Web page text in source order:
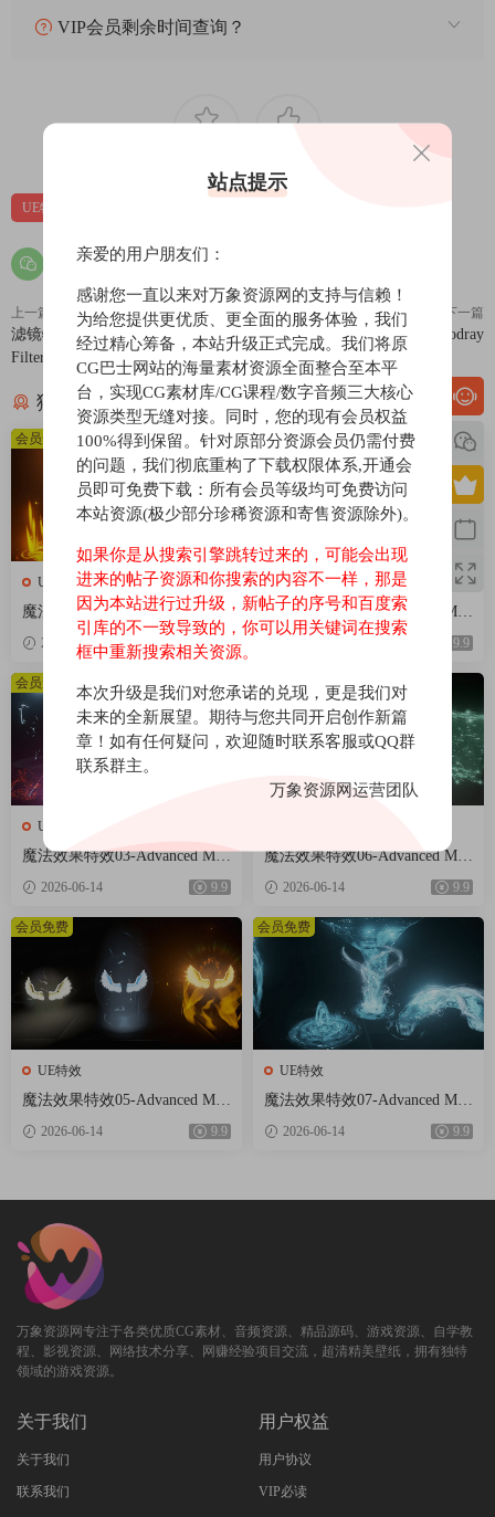
VIP会员剩余时间查询？
UE特效
上一篇
滤镜特效-Color Grading - Social
Filters
下一篇
光线照射特效-Lazy Godray
猜你喜欢
UE特效
魔法效果特效02-Advanced Mag
ic FX 02
2026-06-14 9.9
会员免费
UE特效
魔法效果特效04-Advanced Mag
ic FX 04
9.9
会员免费
UE特效
魔法效果特效03-Advanced Mag
ic FX 03
2026-06-14 9.9
会员免费
魔法效果特效06-Advanced Mag
ic FX 06
2026-06-14 9.9
会员免费
UE特效
魔法效果特效05-Advanced Mag
ic FX 05
2026-06-14 9.9
会员免费
UE特效
魔法效果特效07-Advanced Mag
ic FX 07
2026-06-14 9.9
会员免费
万象资源网专注于各类优质CG素材、音频资源、精品源码、游戏资源、自学教
程、影视资源、网络技术分享、网赚经验项目交流，超清精美壁纸，拥有独特
领域的游戏资源。
关于我们
关于我们
联系我们
用户权益
用户协议
VIP必读
站点提示
亲爱的用户朋友们：
感谢您一直以来对万象资源网的支持与信赖！
为给您提供更优质、更全面的服务体验，我们
经过精心筹备，本站升级正式完成。我们将原
CG巴士网站的海量素材资源全面整合至本平
台，实现CG素材库/CG课程/数字音频三大核心
资源类型无缝对接。同时，您的现有会员权益
100%得到保留。针对原部分资源会员仍需付费
的问题，我们彻底重构了下载权限体系,开通会
员即可免费下载：所有会员等级均可免费访问
本站资源(极少部分珍稀资源和寄售资源除外)。
如果你是从搜索引擎跳转过来的，可能会出现
进来的帖子资源和你搜索的内容不一样，那是
因为本站进行过升级，新帖子的序号和百度索
引库的不一致导致的，你可以用关键词在搜索
框中重新搜索相关资源。
本次升级是我们对您承诺的兑现，更是我们对
未来的全新展望。期待与您共同开启创作新篇
章！如有任何疑问，欢迎随时联系客服或QQ群
联系群主。
万象资源网运营团队